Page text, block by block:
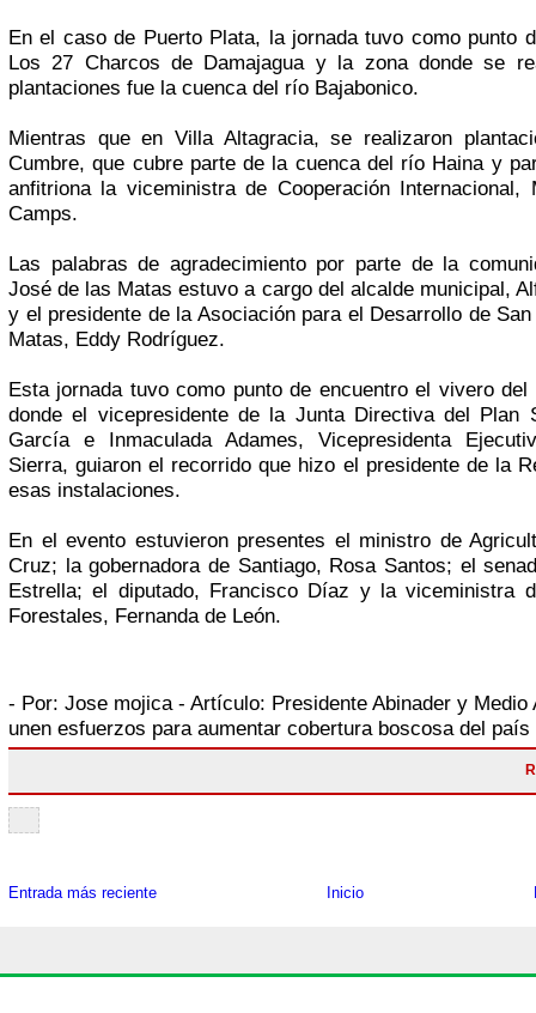
En el caso de Puerto Plata, la jornada tuvo como punto
Los 27 Charcos de Damajagua y la zona donde se
plantaciones fue la cuenca del río Bajabonico.
Mientras que en Villa Altagracia, se realizaron
Cumbre, que cubre parte de la cuenca del río Haina y
anfitriona la viceministra de Cooperación Internacional,
Camps.
Las palabras de agradecimiento por parte de la
José de las Matas estuvo a cargo del alcalde municipal,
y el presidente de la Asociación para el Desarrollo de
Matas, Eddy Rodríguez.
Esta jornada tuvo como punto de encuentro el vivero del
donde el vicepresidente de la Junta Directiva del Plan
García e Inmaculada Adames, Vicepresidenta
Sierra, guiaron el recorrido que hizo el presidente de la
esas instalaciones.
En el evento estuvieron presentes el ministro de
Cruz; la gobernadora de Santiago, Rosa Santos; el
Estrella; el diputado, Francisco Díaz y la viceministra
Forestales, Fernanda de León.
- Por: Jose mojica- Artículo: Presidente Abinader y Medio
unen esfuerzos para aumentar cobertura boscosa del país
Entrada más reciente Inicio